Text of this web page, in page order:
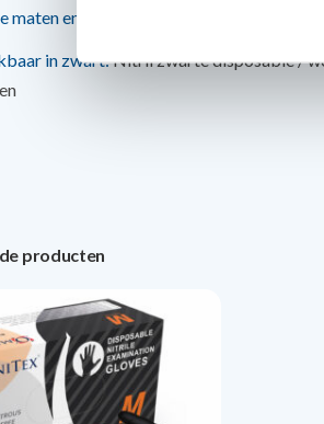
maten en worden per 200 stuks geleverd.
in zwart:Nitril zwarte disposable /
producten